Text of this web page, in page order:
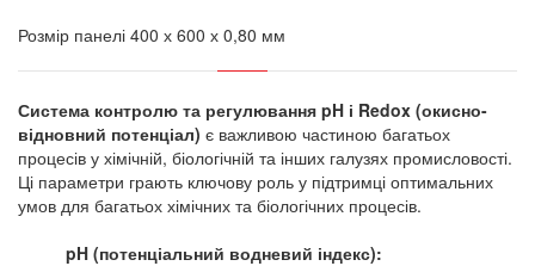
Розмір панелі 400 х 600 х 0,80 мм
Система контролю та регулювання pH і Redox (окисно-
відновний потенціал) є важливою частиною багатьох
процесів у хімічній, біологічній та інших галузях промисловості.
Ці параметри грають ключову роль у підтримці оптимальних
умов для багатьох хімічних та біологічних процесів.
pH (потенціальний водневий індекс):